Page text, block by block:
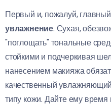
Первый и, пожалуй, главный
увлажнение. Сухая,
"поглощать" тональные
стойкими и подчеркивая
нанесением макияжа
качественный
типу кожи. Дайте ему время